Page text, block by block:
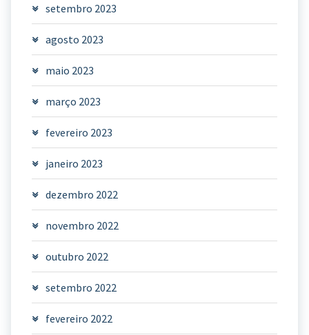
setembro 2023
agosto 2023
maio 2023
março 2023
fevereiro 2023
janeiro 2023
dezembro 2022
novembro 2022
outubro 2022
setembro 2022
fevereiro 2022